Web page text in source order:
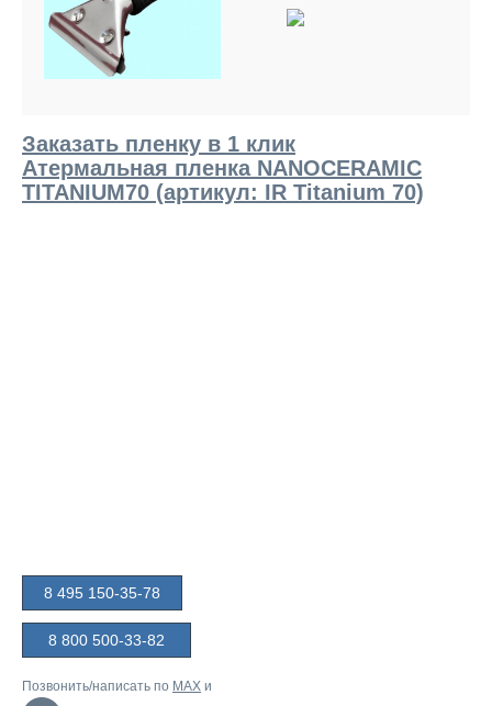
Заказать пленку в 1 клик
Атермальная пленка NANOCERAMIC
TITANIUM70 (артикул: IR Titanium 70)
8 495 150-35-78
8 800 500-33-82
Позвонить/написать по MAX и